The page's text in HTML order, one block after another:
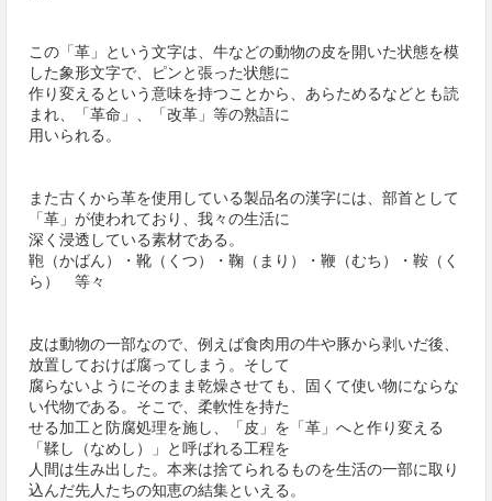
この「革」という文字は、牛などの動物の皮を開いた状態を模
した象形文字で、ピンと張った状態に
作り変えるという意味を持つことから、あらためるなどとも読
まれ、「革命」、「改革」等の熟語に
用いられる。
また古くから革を使用している製品名の漢字には、部首として
「革」が使われており、我々の生活に
深く浸透している素材である。
鞄（かばん）・靴（くつ）・鞠（まり）・鞭（むち）・鞍（く
ら） 等々
皮は動物の一部なので、例えば食肉用の牛や豚から剥いだ後、
放置しておけば腐ってしまう。そして
腐らないようにそのまま乾燥させても、固くて使い物にならな
い代物である。そこで、柔軟性を持た
せる加工と防腐処理を施し、「皮」を「革」へと作り変える
「鞣し（なめし）」と呼ばれる工程を
人間は生み出した。本来は捨てられるものを生活の一部に取り
込んだ先人たちの知恵の結集といえる。